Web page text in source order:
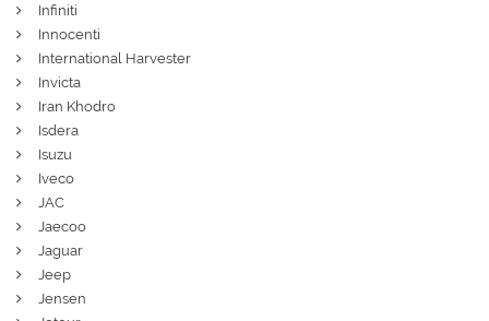
Infiniti
Innocenti
International Harvester
Invicta
Iran Khodro
Isdera
Isuzu
Iveco
JAC
Jaecoo
Jaguar
Jeep
Jensen